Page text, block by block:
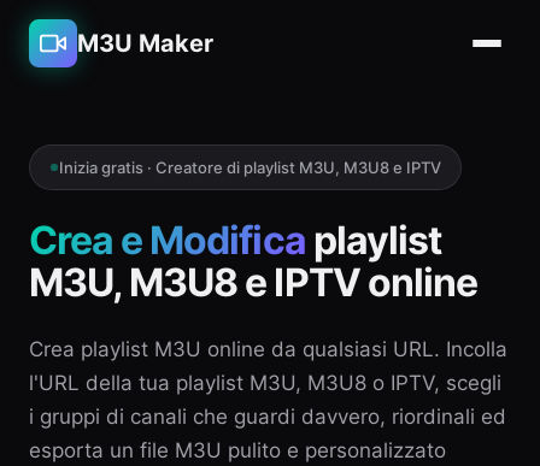
M3U Maker
Inizia gratis · Creatore di playlist M3U, M3U8 e IPTV
Crea e Modifica playlist
M3U, M3U8 e IPTV online
Crea playlist M3U online da qualsiasi URL. Incolla
l'URL della tua playlist M3U, M3U8 o IPTV, scegli
i gruppi di canali che guardi davvero, riordinali ed
esporta un file M3U pulito e personalizzato